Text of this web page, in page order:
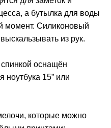
а бутылка для воды
момент. Силиконовый
из рук.
оснащён
ноутбука 15” или
которые можно